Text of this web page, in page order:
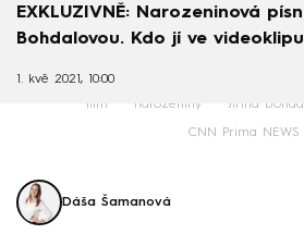
EXKLUZIVNĚ: Narozeninová
Bohdalovou. Kdo jí ve
1. kvě 2021, 10:00
film narozeniny Jiřina
CNN Prima NEWS
Dáša Šamanová